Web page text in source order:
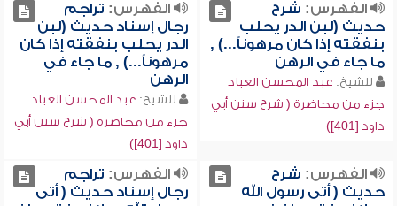
الفهرس: شرح
حديث (لبن الدر يحلب
بنفقته إذا كان مرهوناً...) ,
ما جاء في الرهن
للشيخ: عبد المحسن العباد
جزء من محاضرة ( شرح سنن أبي
داود [401])
الفهرس: تراجم
رجال إسناد حديث (لبن
الدر يحلب بنفقته إذا كان
مرهوناً...) , ما جاء في
الرهن
للشيخ: عبد المحسن العباد
جزء من محاضرة ( شرح سنن أبي
داود [401])
الفهرس: شرح
حديث ( أتى رسول الله
الفهرس: تراجم
رجال إسناد حديث ( أتى